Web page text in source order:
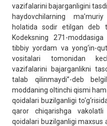
vazifalarini bajarganligini
haydovchilarning
holatida sodir etilgan deb
Kodeksning 271-
tibbiy yordam va yong‘in-
vositalari tomonidan
vazifalarini bajarganlikni
talab qilinmaydi”-deb
moddaning oltinchi qismi ham
qoidalari buzilganligi
qaror chiqarishga vakolatli
qoidalari buzilganligi